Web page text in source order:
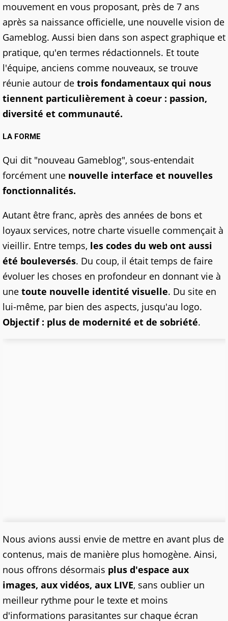
mouvement en vous proposant, près de 7 ans
après sa naissance officielle, une nouvelle vision de
Gameblog. Aussi bien dans son aspect graphique et
pratique, qu'en termes rédactionnels. Et toute
l'équipe, anciens comme nouveaux, se trouve
réunie autour de trois fondamentaux qui nous
tiennent particulièrement à coeur : passion,
diversité et communauté.
LA FORME
Qui dit "nouveau Gameblog", sous-entendait
forcément une nouvelle interface et nouvelles
fonctionnalités.
Autant être franc, après des années de bons et
loyaux services, notre charte visuelle commençait à
vieillir. Entre temps, les codes du web ont aussi
été bouleversés. Du coup, il était temps de faire
évoluer les choses en profondeur en donnant vie à
une toute nouvelle identité visuelle. Du site en
lui-même, par bien des aspects, jusqu'au logo.
Objectif : plus de modernité et de sobriété.
Nous avions aussi envie de mettre en avant plus de
contenus, mais de manière plus homogène. Ainsi,
nous offrons désormais plus d'espace aux
images, aux vidéos, aux LIVE, sans oublier un
meilleur rythme pour le texte et moins
d'informations parasitantes sur chaque écran